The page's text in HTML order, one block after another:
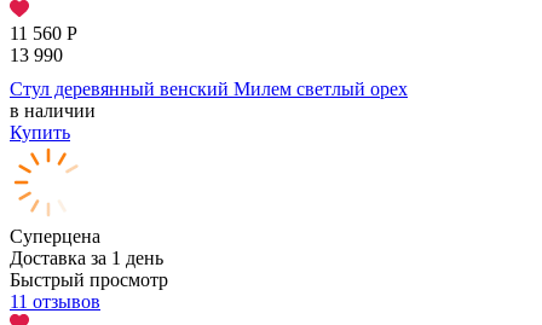
11 560 Р
13 990
Стул деревянный венский Милем светлый орех
в наличии
Купить
Суперцена
Доставка за 1 день
Быстрый просмотр
11 отзывов